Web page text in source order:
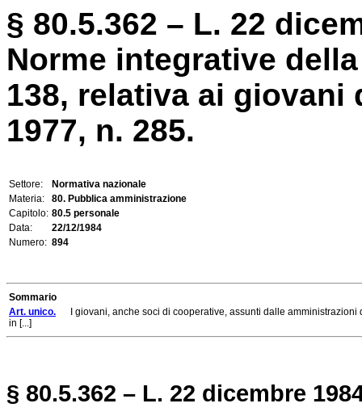
§ 80.5.362 – L. 22
Norme integrative
138, relativa ai
1977, n. 285.
Settore:
Normativa nazionale
Materia:
80. Pubblica amministrazione
Capitolo: 80.5 personale
Data:
22/12/1984
Numero: 894
Sommario
Art. unico. I giovani, anche soci di cooperative, assunti dalle amministrazioni
in [...]
§ 80.5.362 – L. 22 dicembre